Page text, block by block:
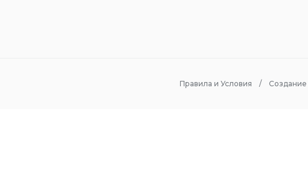
Правила и Условия Создание